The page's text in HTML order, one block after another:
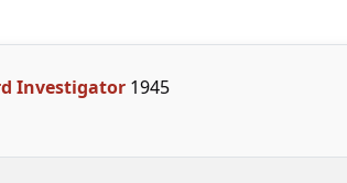
Investigator1945